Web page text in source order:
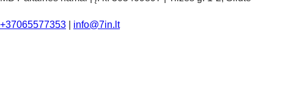
+37065577353 info@7in.lt